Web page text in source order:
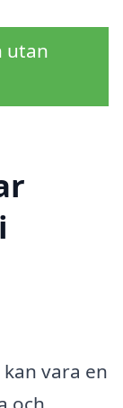
utan
vara en